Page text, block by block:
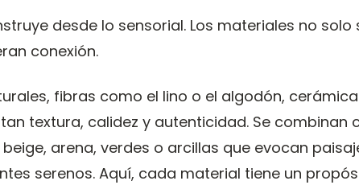
desde lo sensorial. Los materiales no solo
conexión.
fibras como el lino o el algodón,
textura, calidez y autenticidad. Se combinan
arena, verdes o arcillas que evocan
serenos. Aquí, cada material tiene un